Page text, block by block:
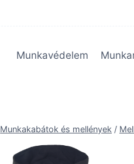
Munkavédelem
Munkakabátok és mellények /